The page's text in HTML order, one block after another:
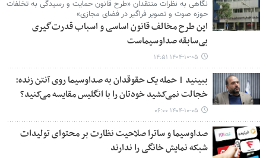
نگاهی به نظرات منتقدان «طرح قانون حمایت و رسیدگی به تخلفات
حوزه صوت و تصویر فراگیر در فضای مجازی»
این طرح مخالف قانون اساسی و اسباب قدرت‌گیری
بی‌سابقه صداوسیماست
۱۴۰۴-۱۰-۰۵ ۱۴:۵۱
ببینید | حمله یک حقوقدان به صداوسیما روی آنتن زنده:
خجالت نمی‌کشید خودتان را با انگلیس مقایسه می‌کنید؟
۱۴۰۴-۱۰-۰۵ ۰۶:۰۰
صداوسیما و ساترا صلاحیت نظارت بر محتوای تولیدات
شبکه نمایش خانگی را ندارند